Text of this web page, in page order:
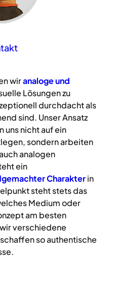
wiranalogeund
Lösungen zu
durchdacht als
sind. Unser Ansatz
uns nicht auf ein
sondern arbeiten
analogen
ein
Charakterin
steht stets das
Medium oder
am besten
verschiedene
so authentische